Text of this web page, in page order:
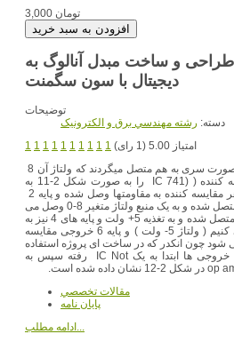
3,000 تومان
طراحی و ساخت مبدل آنالوگ به
دیجیتال با سون سگمنت
توضیحات
دسته: رشته مهندسي برق و الکترونيک
1 1 1 1 1 1 1 1 1 1
امتیاز 5.00 (1 رای)
درساخت این پروژه 8 مقاومت به صورت سری به هم متصل میگردند که ولتاژ آن 8
ولت می باشد . سپس 8 تا مقایسه کننده ( (IC 741 را به صورت شکل 2-11 به
تمامی مقایسه کننده ها به یکدیگر متصل شده و به یک منبع ولتاژ متغیر 8-0 وصل می
شود و پایه های 7 آن نیز به یکدیگر متصل شده و به تغذیه 5+ ولت و پایه های 4 نیز به
یکدیگر متصل و به زمین وصل می کنیم ( ولتاژ 5- ولت ) و پایه 6 خروجی مقایسه
شود چون انکدر که در ساخت ای پروژه استفاده
شده است active low می باشد خروجی ها ابتدا به یک IC Not رفته سپس به
مقالات تخصصي
پایان نامه